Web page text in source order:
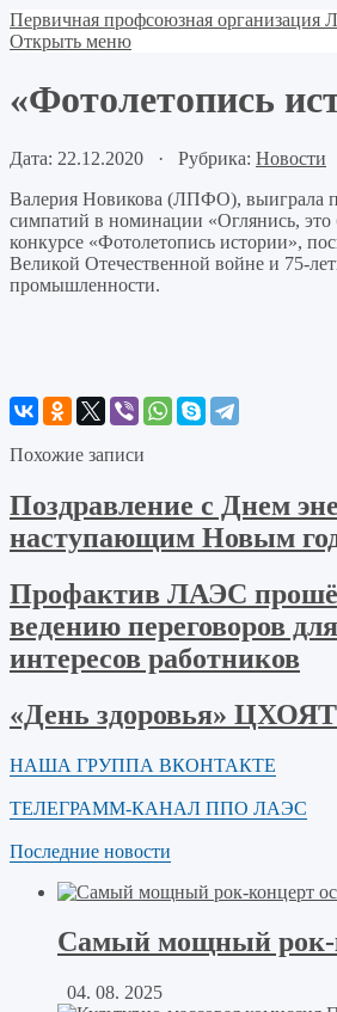
Первичная профсоюзная организация
Открыть меню
«Фотолетопись
Дата: 22.12.2020 · Рубрика: Новости
Валерия Новикова (ЛПФО), выиграла
симпатий в номинации «Оглянись, это
конкурсе «Фотолетопись истории»,
Великой Отечественной войне и 75-
промышленности.
Похожие записи
Поздравление с Днем
наступающим Новым
Профактив ЛАЭС
ведению переговоров
интересов работников
«День здоровья»
НАША ГРУППА ВКОНТАКТЕ
ТЕЛЕГРАММ-КАНАЛ ППО ЛАЭС
Последние новости
Самый мощный рок-
04. 08. 2025